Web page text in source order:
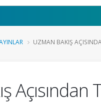
UZMAN BAKIŞ
Açısından